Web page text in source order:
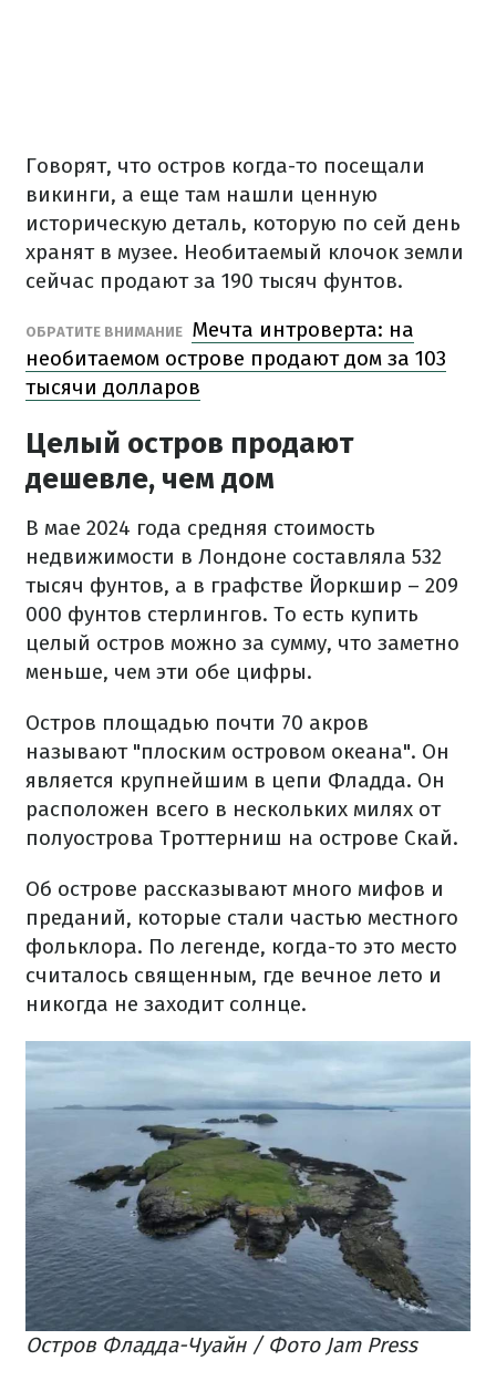
Говорят, что остров когда-то посещали
викинги, а еще там нашли ценную
историческую деталь, которую по сей день
хранят в музее. Необитаемый клочок земли
сейчас продают за 190 тысяч фунтов.
ОБРАТИТЕ ВНИМАНИЕ Мечта интроверта: на
необитаемом острове продают дом за 103
тысячи долларов
Целый остров продают
дешевле, чем дом
В мае 2024 года средняя стоимость
недвижимости в Лондоне составляла 532
тысяч фунтов, а в графстве Йоркшир – 209
000 фунтов стерлингов. То есть купить
целый остров можно за сумму, что заметно
меньше, чем эти обе цифры.
Остров площадью почти 70 акров
называют "плоским островом океана". Он
является крупнейшим в цепи Фладда. Он
расположен всего в нескольких милях от
полуострова Троттерниш на острове Скай.
Об острове рассказывают много мифов и
преданий, которые стали частью местного
фольклора. По легенде, когда-то это место
считалось священным, где вечное лето и
никогда не заходит солнце.
Остров Фладда-Чуайн / Фото Jam Press